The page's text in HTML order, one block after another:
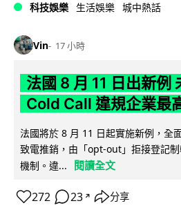
科技娛樂 生活娛樂 城中熱話
Vin 17 小時
法國 8 月 11 日出新例
Cold Call 違規企業最
法國將於 8 月 11 日起實施新例，全
致電推銷，由「opt-out」拒接登記
機制。違...
閱讀全文
272 23 ↗ 分享